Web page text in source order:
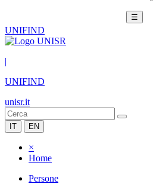
☰
UNIFIND
|
UNIFIND
unisr.it
IT EN
×
Home
Persone